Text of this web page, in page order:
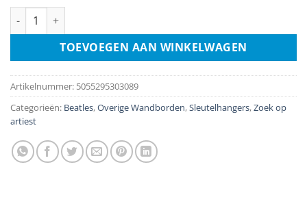
Sleutelhanger - The Beatles - Yellow Submarine Band aantal
TOEVOEGEN AAN WINKELWAGEN
Artikelnummer: 5055295303089
Categorieën: Beatles,Overige Wandborden,Sleutelhangers,Zoek op
artiest